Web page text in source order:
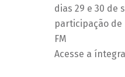
dias 29 e 30 de
participação de
FM
Acesse a